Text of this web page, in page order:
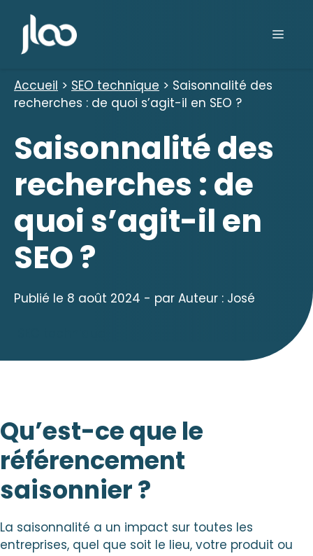
contenu
Accueil > SEO technique > Saisonnalité des
recherches : de quoi s’agit-il en SEO ?
Saisonnalité des
recherches : de
quoi s’agit-il en
SEO ?
Publié le 8 août 2024 - par Auteur : José
Qu’est-ce que le
référencement
saisonnier ?
La saisonnalité a un impact sur toutes les
entreprises, quel que soit le lieu, votre produit ou